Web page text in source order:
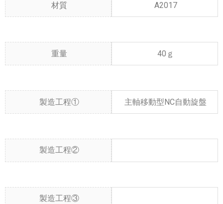
材質 A2017
重量 40ｇ
製造工程① 主軸移動型NC自動旋盤
製造工程②
製造工程③